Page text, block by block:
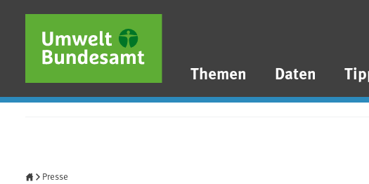
Direkt zum Inhalt
Direkt zum Hauptmenü
Direkt zur Fußzeile
Themen Daten
Presse